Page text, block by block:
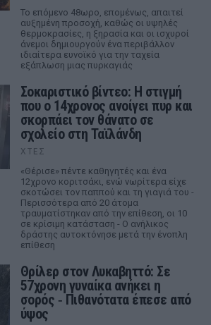
Το επόμενο 48ωρο, επομένως, απαιτεί
αυξημένη προσοχή, καθώς οι υψηλές
θερμοκρασίες, η ξηρασία και οι ισχυροί
άνεμοι δημιουργούν ένα περιβάλλον
ιδιαίτερα ευνοϊκό για την ταχεία
εξάπλωση μιας πυρκαγιάς
Σοκαριστικό βίντεο: Η στιγμή
που ο 14χρονος ανοίγει πυρ και
σκορπάει τον θάνατο σε
σχολείο στη Ταϊλάνδη
ΧΤΕΣ
«Θέρισε» πέντε καθηγητές και ένα
12χρονο κοριτσάκι, ενώ νωρίτερα είχε
σκοτώσει τον παππού και τη γιαγιά του -
Περισσότερα από 20 άτομα
τραυματίστηκαν από την επίθεση, οι 10
σε κρίσιμη κατάσταση - Ο ανήλικος
δράστης αυτοκτόνησε μετά την ένοπλη
επίθεση
Θρίλερ στον Λυκαβηττό: Σε
57χρονη γυναίκα ανήκει η
σορός ‑ Πιθανότατα έπεσε από
ύψος